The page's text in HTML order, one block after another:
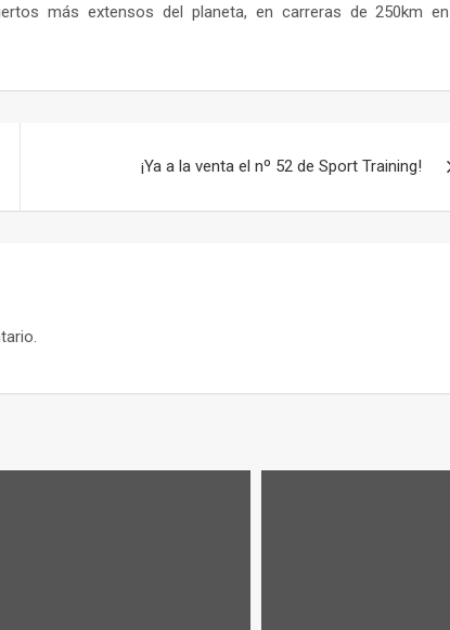
más extensos del planeta, en carreras de 250km en
¡Ya a la venta el nº 52 de Sport Training!